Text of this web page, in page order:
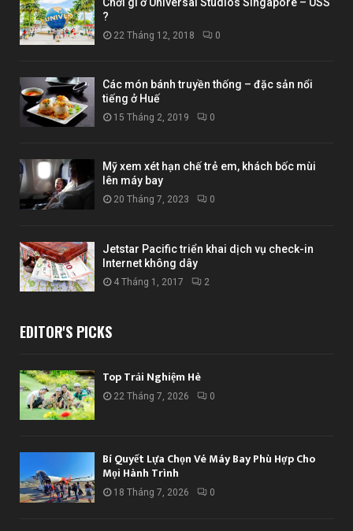
?
22 Tháng 12, 2018 0
Các món bánh truyền thống – đặc sản nổi
tiếng ở Huế
15 Tháng 2, 2019 0
Mỹ xem xét hạn chế trẻ em, khách bốc mùi
lên máy bay
20 Tháng 7, 2023 0
Jetstar Pacific triển khai dịch vụ check-in
Internet không dây
4 Tháng 1, 2017 2
EDITOR'S PICKS
Top Trải Nghiệm Hè
22 Tháng 7, 2026 0
Bí Quyết Lựa Chọn Vé Máy Bay Phù Hợp Cho
Mọi Hành Trình
18 Tháng 7, 2026 0